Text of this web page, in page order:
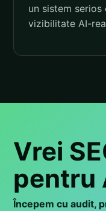
un sistem
vizibilitate AI-
Vrei
pentru
Începem cu audit,